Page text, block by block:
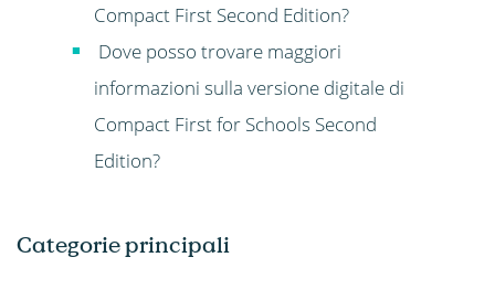
Categorie principali
Compact First Second Edition?
Dove posso trovare maggiori
informazioni sulla versione digitale di
Compact First for Schools Second
Edition?